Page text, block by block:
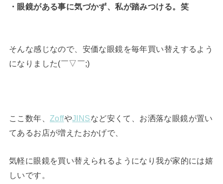
・眼鏡がある事に気づかず、私が踏みつける。笑
そんな感じなので、安価な眼鏡を毎年買い替えするよう
になりました(￣▽￣;)
ここ数年、 ZoffやJINSなど安くて、お洒落な眼鏡が置い
てあるお店が増えたおかげで、
気軽に眼鏡を買い替えられるようになり我が家的には嬉
しいです。